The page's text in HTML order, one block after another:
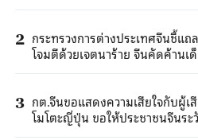
2 กระทรวงการต่างประเทศจีนชี้แ
โจมตีด้วยเจตนาร้าย จีนคัดค้านเ
3 กต.จีนขอแสดงความเสียใจกับผู้
โมโตะญี่ปุ่น ขอให้ประชาชนจีนร